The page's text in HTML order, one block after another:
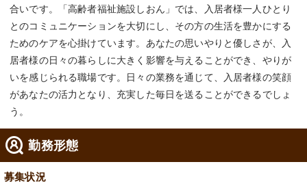
合いです。「高齢者福祉施設しおん」では、入居者様一人ひとり
とのコミュニケーションを大切にし、その方の生活を豊かにする
ためのケアを心掛けています。あなたの思いやりと優しさが、入
居者様の日々の暮らしに大きく影響を与えることができ、やりが
いを感じられる職場です。日々の業務を通じて、入居者様の笑顔
があなたの活力となり、充実した毎日を送ることができるでしょ
う。
勤務形態
募集状況